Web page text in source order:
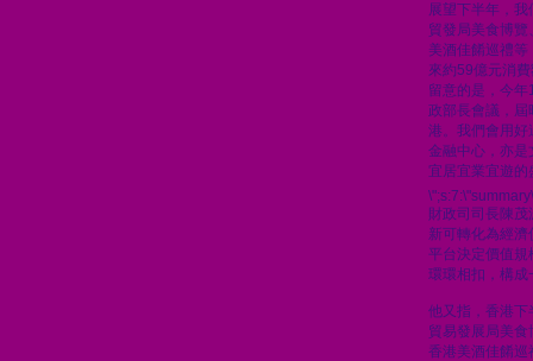
展望下半年，
貿發局美食博
美酒佳餚巡禮
來約59億元消
留意的是，今
政部長會議，屆
港。我們會用好
金融中心，亦是
宜居宜業宜遊的
財政司司長陳
新可轉化為經
平台決定價值規
環環相扣，構成
他又指，香港
貿易發展局美
香港美酒佳餚